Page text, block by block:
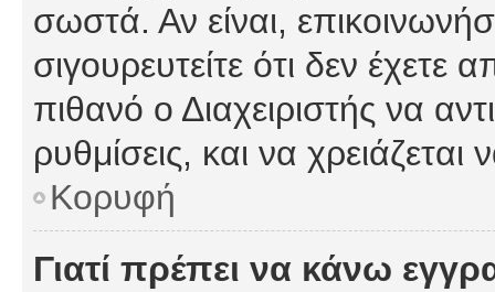
σωστά. Αν είναι,
σιγουρευτείτε ότι δεν έχετε
πιθανό ο Διαχειριστής να
ρυθμίσεις, και να χρειάζεται
Κορυφή
Γιατί πρέπει να κάνω